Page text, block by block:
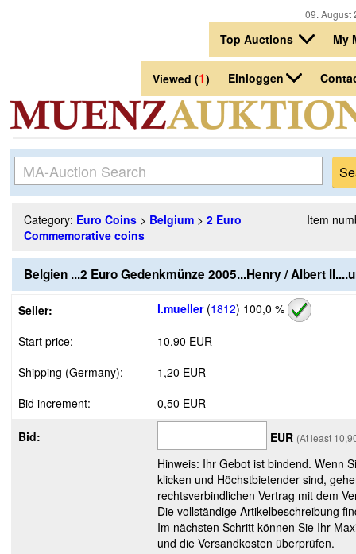
09.
Top Auctions My
Viewed (1) Einloggen
Category: Euro Coins > Belgium > 2 Euro
Commemorative coins
Item
Belgien ...2 Euro Gedenkmünze 2005...Henry / Albert
Seller: l.mueller(1812) 100,0 %
Start price:
10,90 EUR
Shipping (Germany):
1,20 EUR
Bid increment:
0,50 EUR
Bid: EUR (At least
Hinweis: Ihr Gebot ist bindend. Wenn
klicken und Höchstbietender sind,
rechtsverbindlichen Vertrag mit dem
Die vollständige Artikelbeschreibung
Im nächsten Schritt können Sie Ihr
und die Versandkosten überprüfen.